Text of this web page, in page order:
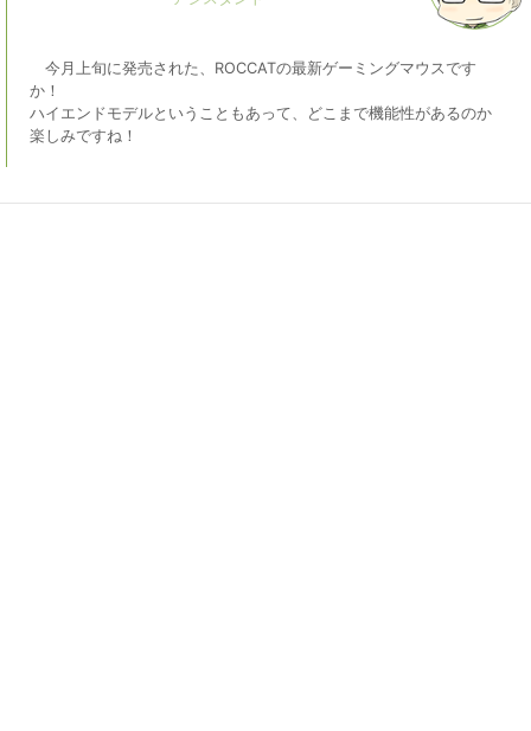
今月上旬に発売された、ROCCATの最新ゲーミングマウスです
か！
ハイエンドモデルということもあって、どこまで機能性があるのか
楽しみですね！